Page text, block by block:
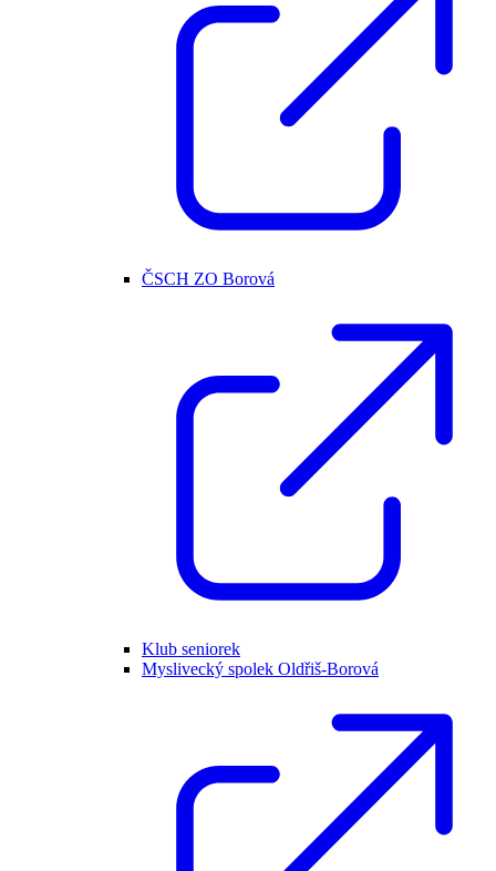
ČSCH ZO Borová
Klub seniorek
Myslivecký spolek Oldřiš-Borová